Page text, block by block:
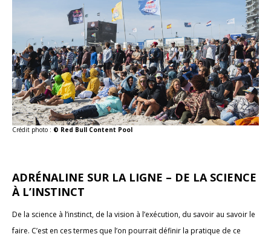
Crédit photo : © Red Bull Content Pool
ADRÉNALINE SUR LA LIGNE – DE LA SCIENCE
À L’INSTINCT
De la science à l’instinct, de la vision à l’exécution, du savoir au savoir le
faire. C’est en ces termes que l’on pourrait définir la pratique de ce